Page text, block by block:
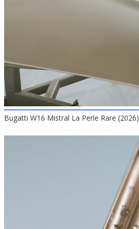
Bugatti W16 Mistral La Perle Rare (2026)